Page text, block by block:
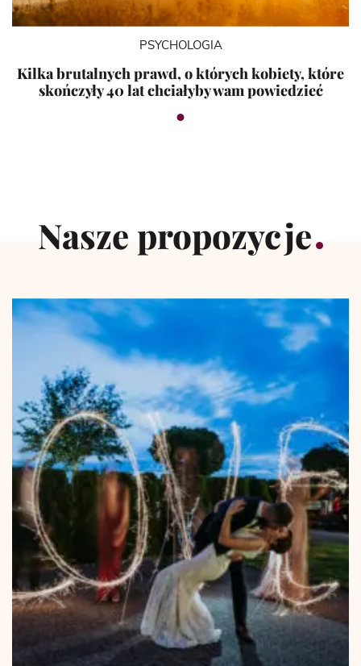
PSYCHOLOGIA
Kilka brutalnych prawd, o których kobiety, które
skończyły 40 lat chciałyby wam powiedzieć
Nasze propozycje